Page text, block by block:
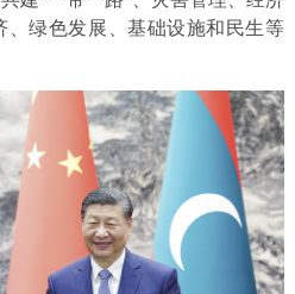
、绿色发展、基础设施和民生等